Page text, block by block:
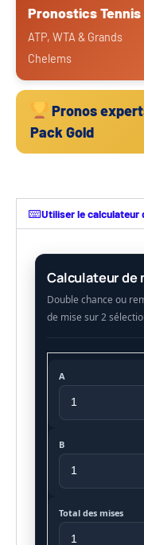
Pronostics Tennis
ATP, WTA & Grands
Chelems
Pronos
Pack Gold
Utiliser le calculateur
Calculateur de
A
B
Total des mises